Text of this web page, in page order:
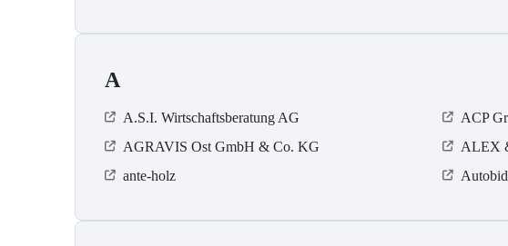
A
A.S.I. Wirtschaftsberatung AG ACP
AGRAVIS Ost GmbH & Co. KG
ALEX
ante-holz